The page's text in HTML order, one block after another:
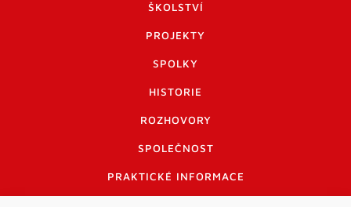
ŠKOLSTVÍ
PROJEKTY
SPOLKY
HISTORIE
ROZHOVORY
SPOLEČNOST
PRAKTICKÉ INFORMACE